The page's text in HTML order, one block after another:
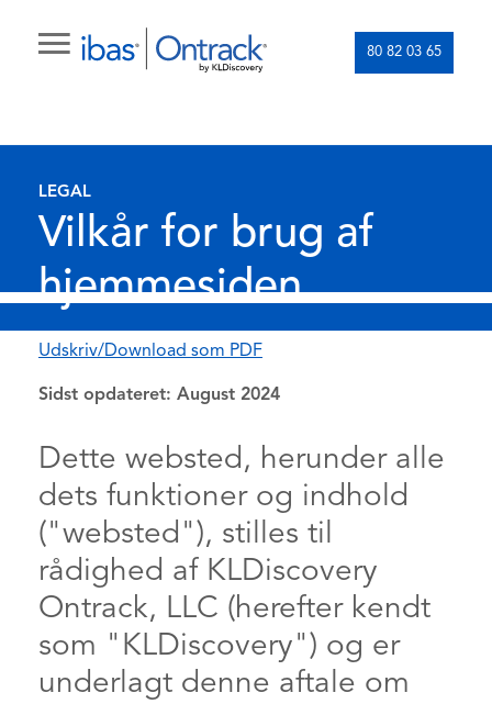
80 82 03 65
LEGAL
Vilkår for brug af
hjemmesiden
Udskriv/Download som PDF
Sidst opdateret: August 2024
Dette websted, herunder alle
dets funktioner og indhold
("websted"), stilles til
rådighed af KLDiscovery
Ontrack, LLC (herefter kendt
som "KLDiscovery") og er
underlagt denne aftale om